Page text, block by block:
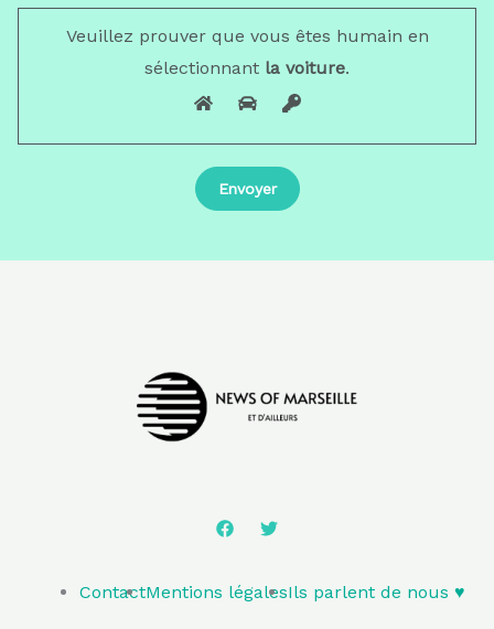
Veuillez prouver que vous êtes humain en
sélectionnant la voiture.
ContactMentions légalesIls parlent de nous ♥️